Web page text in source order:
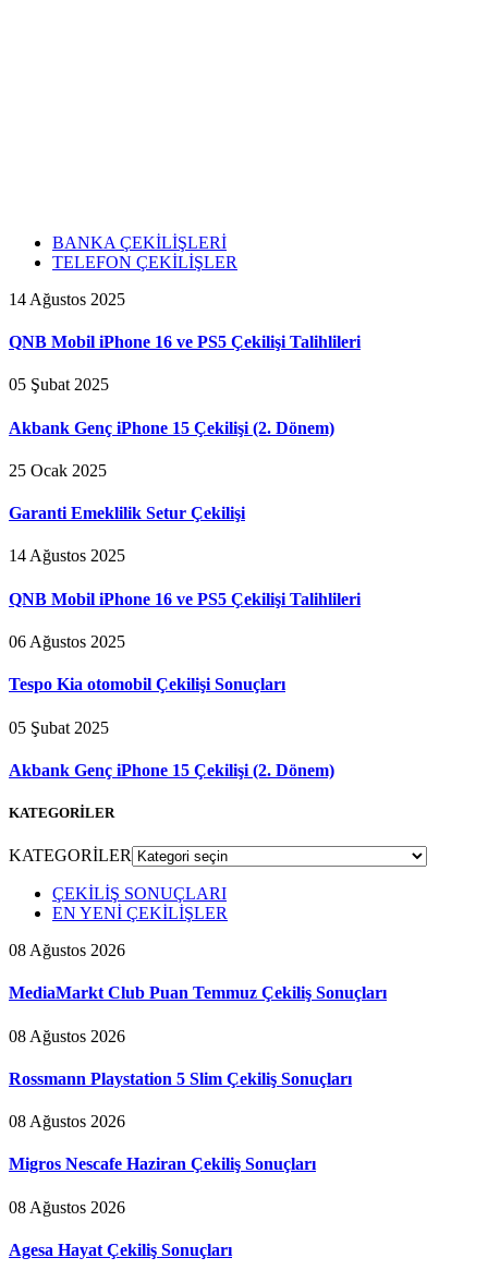
BANKA ÇEKİLİŞLERİ
TELEFON ÇEKİLİŞLER
14 Ağustos 2025
QNB Mobil iPhone 16 ve PS5 Çekilişi Talihlileri
05 Şubat 2025
Akbank Genç iPhone 15 Çekilişi (2. Dönem)
25 Ocak 2025
Garanti Emeklilik Setur Çekilişi
14 Ağustos 2025
QNB Mobil iPhone 16 ve PS5 Çekilişi Talihlileri
06 Ağustos 2025
Tespo Kia otomobil Çekilişi Sonuçları
05 Şubat 2025
Akbank Genç iPhone 15 Çekilişi (2. Dönem)
KATEGORİLER
KATEGORİLER
ÇEKİLİŞ SONUÇLARI
EN YENİ ÇEKİLİŞLER
08 Ağustos 2026
MediaMarkt Club Puan Temmuz Çekiliş Sonuçları
08 Ağustos 2026
Rossmann Playstation 5 Slim Çekiliş Sonuçları
08 Ağustos 2026
Migros Nescafe Haziran Çekiliş Sonuçları
08 Ağustos 2026
Agesa Hayat Çekiliş Sonuçları